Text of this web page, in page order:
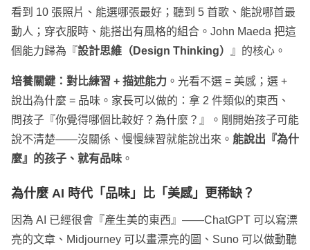
看到 10 張照片、能選哪張最好；聽到 5 首歌、能說哪首最
動人；穿衣服時、能搭出有風格的組合。John Maeda 把這
個能力歸為『設計思維（Design Thinking） 』的核心。
培養關鍵：對比練習 + 描述能力 。光看不選 = 美感；選 +
說出為什麼 = 品味。家長可以做的：拿 2 件類似的東西、
問孩子『你覺得哪個比較好？為什麼？』。剛開始孩子可能
說不清楚——沒關係、慢慢練習就能說出來。 能說出『為什
麼』的孩子、就有品味 。
為什麼 AI 時代「品味」比「美感」更稀缺？
因為 AI 已經很會『產生美的東西』——ChatGPT 可以寫漂
亮的文章、Midjourney 可以畫漂亮的圖、Suno 可以做動聽